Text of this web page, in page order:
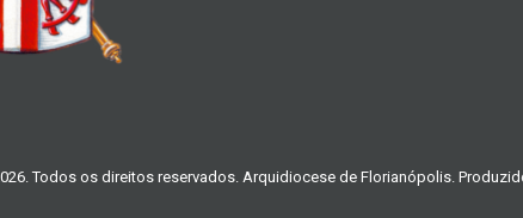
Todos os direitos reservados. Arquidiocese de Florianópolis.